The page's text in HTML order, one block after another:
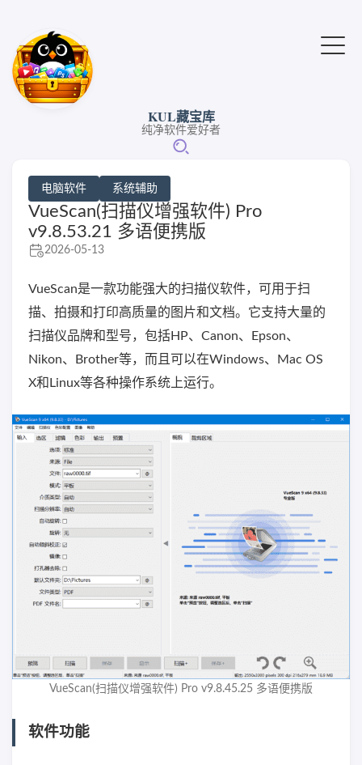
KUL藏宝库
纯净软件爱好者
电脑软件 系统辅助
VueScan(扫描仪增强软件) Pro
v9.8.53.21 多语便携版
2026-05-13
VueScan是一款功能强大的扫描仪软件，可用于扫
描、拍摄和打印高质量的图片和文档。它支持大量的
扫描仪品牌和型号，包括HP、Canon、Epson、
Nikon、Brother等，而且可以在Windows、Mac OS
X和Linux等各种操作系统上运行。
VueScan(扫描仪增强软件) Pro v9.8.45.25 多语便携版
软件功能